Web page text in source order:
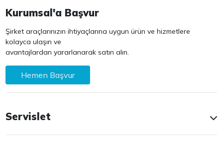
Kurumsal'a Başvur
Şirket araçlarınızın ihtiyaçlarına uygun ürün ve hizmetlere
kolayca ulaşın ve
avantajlardan yararlanarak satın alın.
Hemen Başvur
Servislet